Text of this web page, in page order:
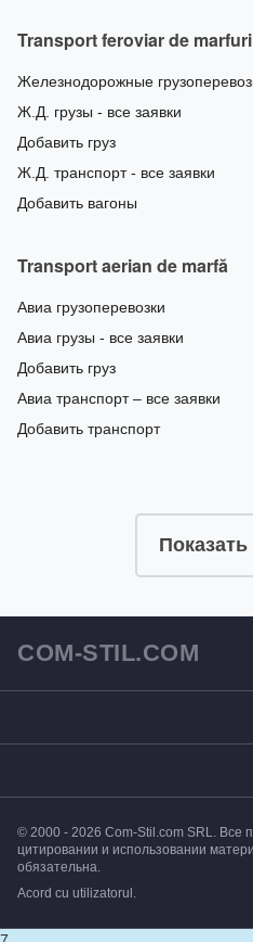
Transport feroviar de marfuri
Железнодорожные
Ж.Д. грузы - все заявки
Добавить груз
Ж.Д. транспорт - все заявки
Добавить вагоны
Transport aerian de marfă
Авиа грузоперевозки
Авиа грузы - все заявки
Добавить груз
Авиа транспорт – все заявки
Добавить транспорт
COM-STIL.COM
© 2000 - 2026 Com-Stil.com SRL. Все
цитировании и использовании
обязательна.
Acord cu utilizatorul.